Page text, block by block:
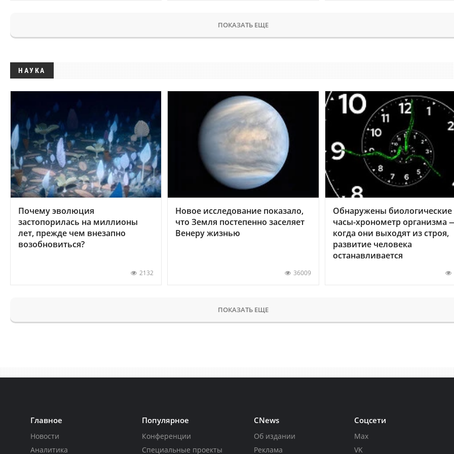
ПОКАЗАТЬ ЕЩЕ
НАУКА
Почему эволюция
застопорилась на миллионы
лет, прежде чем внезапно
возобновиться?
2132
Новое исследование показало,
что Земля постепенно заселяет
Венеру жизнью
36009
Обнаружены биологические
часы-хронометр организма
когда они выходят из строя,
развитие человека
останавливается
ПОКАЗАТЬ ЕЩЕ
Главное
Новости
Аналитика
Популярное
Конференции
Специальные проекты
CNews
Об издании
Реклама
Соцсети
Max
VK